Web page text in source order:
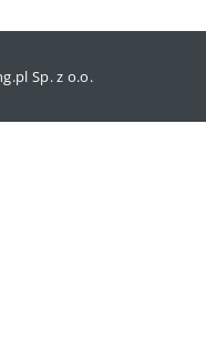
Sp. z o.o.